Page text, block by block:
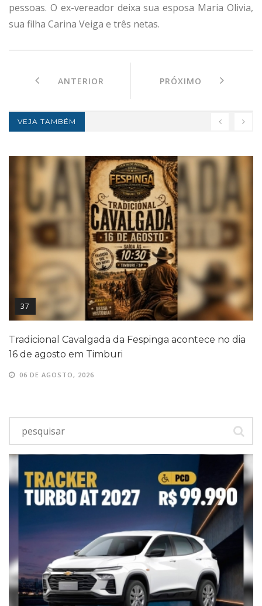
pessoas. O ex-vereador deixa sua esposa Maria Olivia,
sua filha Carina Veiga e três netas.
ANTERIOR PRÓXIMO
VEJA TAMBÉM
37
Tradicional Cavalgada da Fespinga acontece no dia
16 de agosto em Timburi
06 DE AGOSTO, 2026